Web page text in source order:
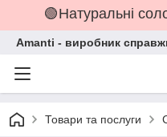
🟢Натуральні
Amanti - виробник
Товари та послуги